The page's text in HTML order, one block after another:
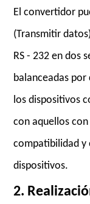
El convertidor
(Transmitir
RS - 232 en dos
balanceadas
los dispositivos
con aquellos
compatibilidad y
dispositivos.
2.